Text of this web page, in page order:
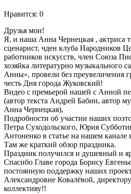
Нравится: 0
Друзья мои!
Я, и наша Анна Чернецкая , актриса
сценарист, чден клуба Народников
работников искусств, член Союза
хозяйка литературно музыкального
Анны», провели без преувеличения
честь Дня города Жуковский!
Видео с премьерой нашей с Анной
(автор текста Андрей Бабин, автор
Анна Чернецкая),
Подробности об участии наших
Петра Суходольского, Юрия
Антоненко в статье на нашем
Там же краткий обзор праздника.
Праздник получился и душевный и
Спасибо Главе города Борису
постоянную поддержку наших
Александровне Ковалёвой,
коллективу!!